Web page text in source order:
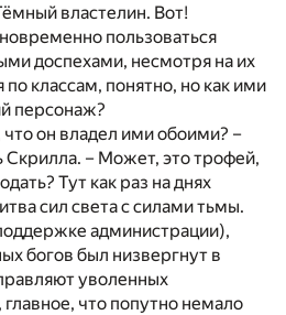
властелин. Вот!
пользоваться
доспехами, несмотря на их
классам, понятно, но как ими
персонаж?
что он владел ими обоими? –
Скрилла. – Может, это трофей,
Тут как раз на днях
сил света с силами тьмы.
администрации),
богов был низвергнут в
уволенных
что попутно немало